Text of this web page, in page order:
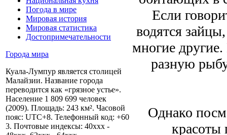
Погода в мире
Мировая история
Мировая статистика
Достопримечательности
Города мира
Куала-Лумпур является столицей
Малайзии. Название города
переводится как «грязное устье».
Население 1 809 699 человек
(2009). Площадь: 243 км². Часовой
пояс: UTC+8. Телефонный код: +60
3. Почтовые индексы: 40xxx -
Если
водятся
многие
разную
Однако
красоты